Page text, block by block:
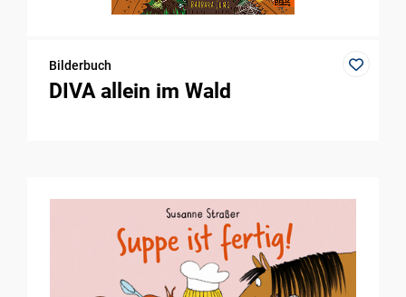
Bilderbuch
DIVA allein im Wald